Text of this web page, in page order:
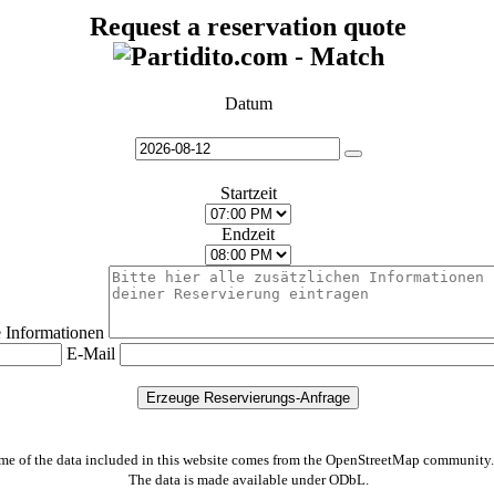
Request a reservation quote
Datum
Startzeit
Endzeit
Informationen
E-Mail
of the data included in this website comes from the OpenStreetMap
The data is made available under ODbL.